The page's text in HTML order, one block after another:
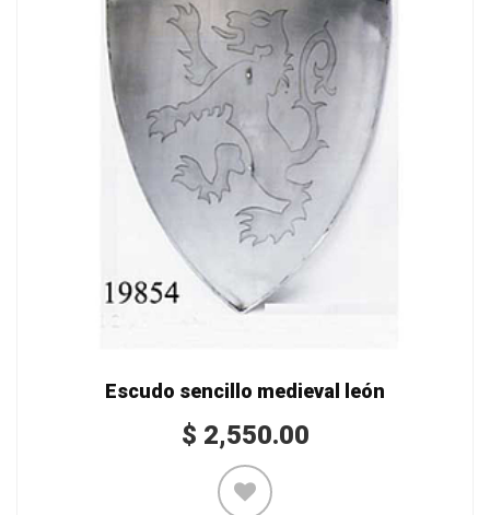
Escudo sencillo medieval león
$ 2,550.00